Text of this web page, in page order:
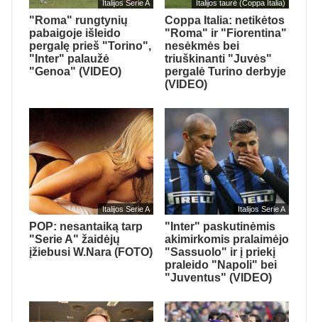
Italijos Serie A
"Roma" rungtynių
pabaigoje išleido
pergalę prieš "Torino",
"Inter" palaužė
"Genoa" (VIDEO)
Italijos taurė (Coppa Italia)
Coppa Italia: netikėtos
"Roma" ir "Fiorentina"
nesėkmės bei
triuškinanti "Juvės"
pergalė Turino derbyje
(VIDEO)
Italijos Serie A
POP: nesantaiką tarp
"Serie A" žaidėjų
įžiebusi W.Nara (FOTO)
Italijos Serie A
"Inter" paskutinėmis
akimirkomis pralaimėjo
"Sassuolo" ir į priekį
praleido "Napoli" bei
"Juventus" (VIDEO)